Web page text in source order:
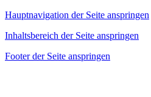
Hauptnavigation der Seite anspringen
Inhaltsbereich der Seite anspringen
Footer der Seite anspringen